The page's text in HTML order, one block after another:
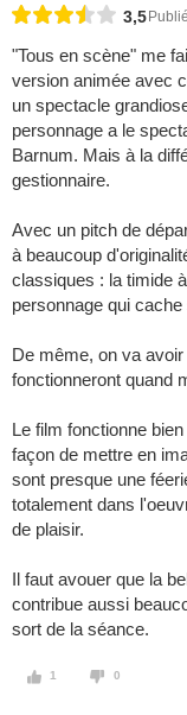
3,5
"Tous en scène" me
version animée avec
un spectacle
personnage a le
Barnum. Mais à la
gestionnaire.
Avec un pitch de
à beaucoup
classiques : la timide
personnage qui
De même, on va
fonctionneront quand
Le film fonctionne
façon de mettre en
sont presque une
totalement dans
de plaisir.
Il faut avouer que la
contribue aussi
sort de la séance.
1 0